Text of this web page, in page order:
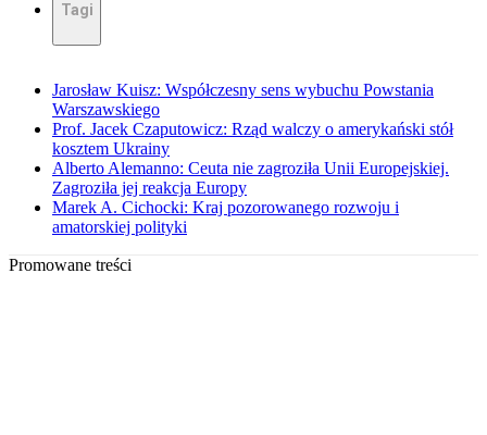
Tagi
Jarosław Kuisz: Współczesny sens wybuchu Powstania
Warszawskiego
Prof. Jacek Czaputowicz: Rząd walczy o amerykański stół
kosztem Ukrainy
Alberto Alemanno: Ceuta nie zagroziła Unii Europejskiej.
Zagroziła jej reakcja Europy
Marek A. Cichocki: Kraj pozorowanego rozwoju i
amatorskiej polityki
Promowane treści